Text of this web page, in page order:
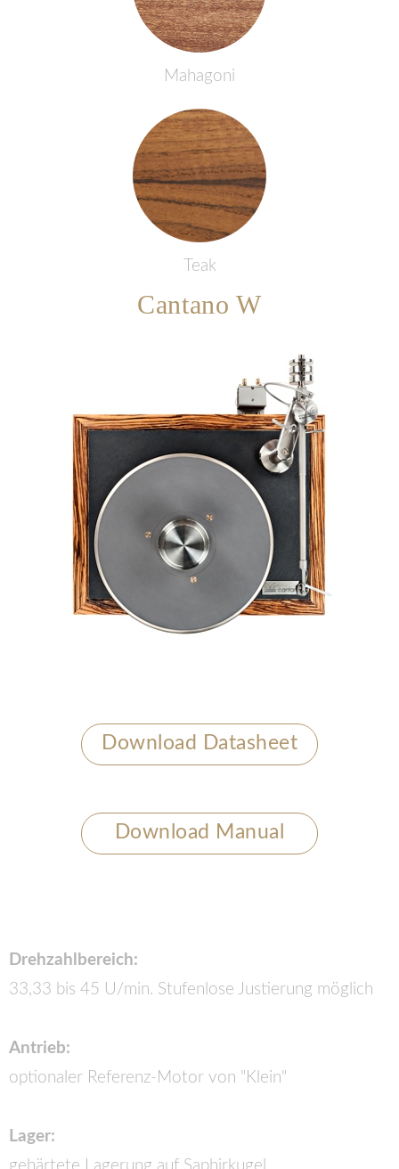
Mahagoni
Teak
Cantano W
Download Datasheet
Download Manual
Drehzahlbereich:
33,33 bis 45 U/min. Stufenlose Justierung möglich
Antrieb:
optionaler Referenz-Motor von "Klein"
Lager: